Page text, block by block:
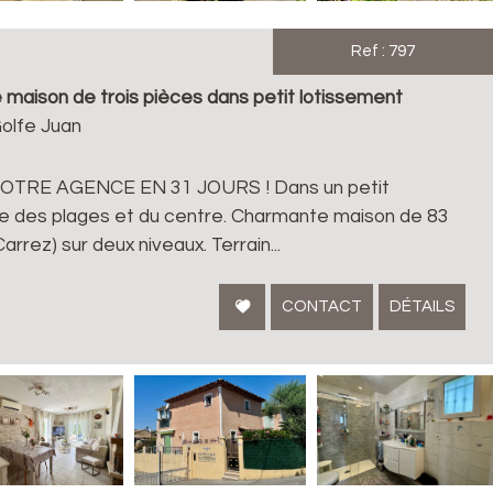
Ref : 797
maison de trois pièces dans petit lotissement
Juan
AGENCE EN 31 JOURS ! Dans un petit
des plages et du centre. Charmante maison de 83
sur deux niveaux. Terrain...
CONTACT DÉTAILS